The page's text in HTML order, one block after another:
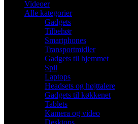
Videoer
Alle kategorier
Gadgets
Tilbehør
Smartphones
Transportmidler
Gadgets til hjemmet
Spil
Laptops
Headsets og højttalere
Gadgets til køkkenet
Tablets
Kamera og video
Desktops